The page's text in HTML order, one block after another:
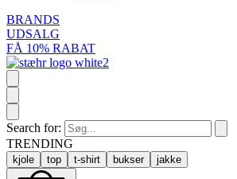
BRANDS
UDSALG
FÅ 10% RABAT
Search for:
TRENDING
kjole top t-shirt bukser jakke